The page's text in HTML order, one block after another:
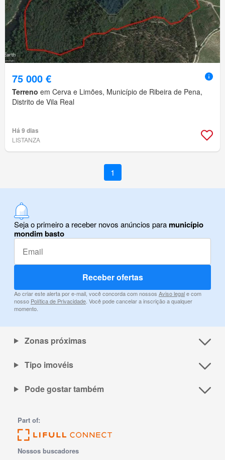
75 000 €
Terreno em Cerva e Limões, Município de Ribeira de Pena,
Distrito de Vila Real
Há 9 dias
LISTANZA
1
Seja o primeiro a receber novos anúncios paramunicípio
mondim basto
Receber ofertas
Ao criar este alerta por e-mail, você concorda com nossos Aviso legale com
nosso Política de Privacidade . Você pode cancelar a inscrição a qualquer
momento.
Zonas próximas
Tipo imovéis
Pode gostar também
Part of:
Nossos buscadores